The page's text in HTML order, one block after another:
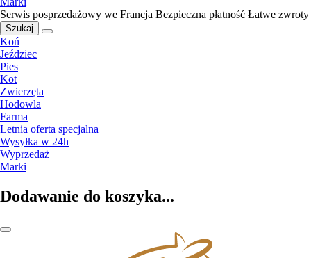
Serwis posprzedażowy we Francja Bezpieczna płatność Łatwe zwroty
Szukaj
Koń
Jeździec
Pies
Kot
Zwierzęta
Hodowla
Farma
Letnia oferta specjalna
Wysyłka w 24h
Wyprzedaż
Marki
Dodawanie do koszyka...